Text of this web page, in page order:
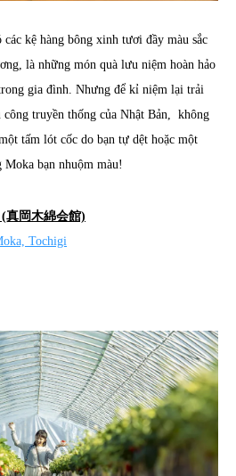
kệ hàng bông xinh tươi đầy màu sắc
là những món quà lưu niệm hoàn hảo
gia đình. Nhưng để kỉ niệm lại trải
công truyền thống của Nhật Bản, không
tấm lót cốc do bạn tự dệt hoặc một
Moka bạn nhuộm màu!
真岡木綿会館)
Tochigi